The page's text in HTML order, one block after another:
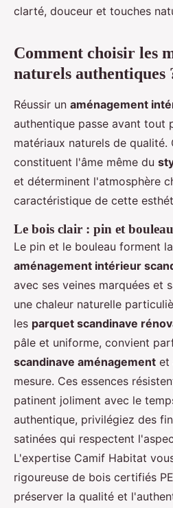
clarté, douceur et touches
Comment choisir les
naturels authentiques
Réussir un aménagement
authentique passe avant tout
matériaux naturels de qualité.
constituent l'âme même du
et déterminent l'atmosphère
caractéristique de cette
Le bois clair : pin et
Le pin et le bouleau forment
aménagement intérieur
avec ses veines marquées et
une chaleur naturelle
les parquet scandinave
pâle et uniforme, convient
scandinave aménagement et
mesure. Ces essences
patinent joliment avec le
authentique, privilégiez des
satinées qui respectent
L'expertise Camif Habitat
rigoureuse de bois certifiés
préserver la qualité et